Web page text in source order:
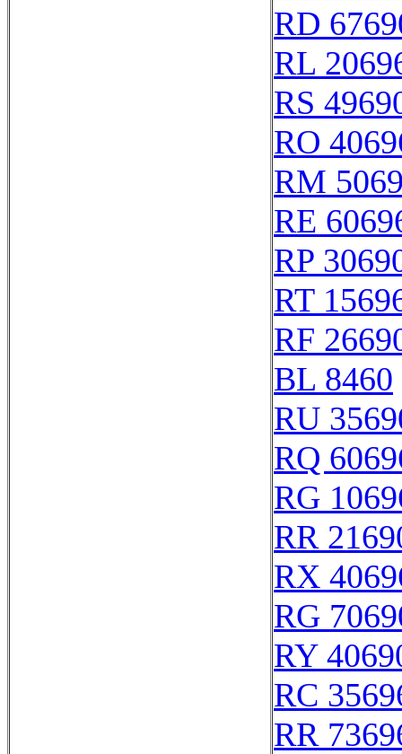
RD
RL
RS
RO
RM
RE
RP
RT
RF
BL 8460
RU
RQ
RG
RR
RX
RG
RY
RC
RR